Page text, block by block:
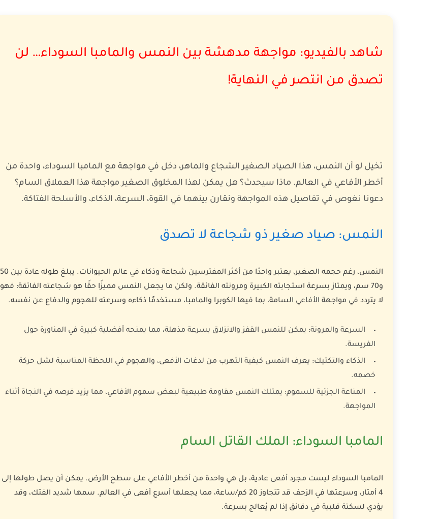
شاهد بالفيديو: مواجهة مدهشة بين النمس والمامبا السوداء… لن
تصدق من انتصر في النهاية!
تخيل لو أن النمس، هذا الصياد الصغير الشجاع والماهر، دخل في مواجهة مع المامبا السوداء، واحدة من
أخطر الأفاعي في العالم. ماذا سيحدث؟ هل يمكن لهذا المخلوق الصغير مواجهة هذا العملاق السام؟
دعونا نغوص في تفاصيل هذه المواجهة ونقارن بينهما في القوة، السرعة، الذكاء، والأسلحة الفتاكة.
النمس: صياد صغير ذو شجاعة لا تصدق
النمس، رغم حجمه الصغير، يعتبر واحدًا من أكثر المفترسين شجاعة وذكاء في عالم الحيوانات. يبلغ طوله عادة بين 50
و70 سم، ويمتاز بسرعة استجابته الكبيرة ومرونته الفائقة. ولكن ما يجعل النمس مميزًا حقًا هو شجاعته الفائقة: فهو
لا يتردد في مواجهة الأفاعي السامة، بما فيها الكوبرا والمامبا، مستخدمًا ذكاءه وسرعته للهجوم والدفاع عن نفسه.
السرعة والمرونة: يمكن للنمس القفز والانزلاق بسرعة مذهلة، مما يمنحه أفضلية كبيرة في المناورة حول
الفريسة.
الذكاء والتكتيك: يعرف النمس كيفية التهرب من لدغات الأفعى، والهجوم في اللحظة المناسبة لشل حركة
خصمه.
المناعة الجزئية للسموم: يمتلك النمس مقاومة طبيعية لبعض سموم الأفاعي، مما يزيد فرصه في النجاة أثناء
المواجهة.
المامبا السوداء: الملك القاتل السام
المامبا السوداء ليست مجرد أفعى عادية، بل هي واحدة من أخطر الأفاعي على سطح الأرض. يمكن أن يصل طولها إلى
4 أمتار، وسرعتها في الزحف قد تتجاوز 20 كم/ساعة، مما يجعلها أسرع أفعى في العالم. سمها شديد الفتك، وقد
يؤدي لسكتة قلبية في دقائق إذا لم يُعالج بسرعة.